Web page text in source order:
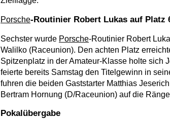
Porsche-Routinier Robert Lukas auf Platz
Sechster wurde Porsche-Routinier Robert
Walilko (Raceunion). Den achten Platz
Spitzenplatz in der Amateur-Klasse holte sich
feierte bereits Samstag den Titelgewinn in
fuhren die beiden Gaststarter Matthias
Bertram Hornung (D/Raceunion) auf die
Pokalübergabe